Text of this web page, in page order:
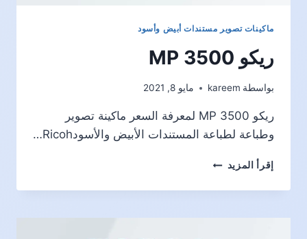
ماكينات تصوير مستندات أبيض وأسود
ريكو MP 3500
بواسطة kareem مايو 8, 2021
ريكو MP 3500 لمعرفة السعر ماكينة تصوير
وطباعة لطباعة المستندات الأبيض والأسودRicoh…
إقرأ المزيد ريكو
3500